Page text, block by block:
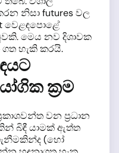
නිසා futures වල
වෙළඳපොළේ
මෙය නව දිශාවක
ගත හැකි කරයි.
ක්‍රම
වන ප්‍රධාන
බිඳී යාමක් ඇත්ත
(හෝ